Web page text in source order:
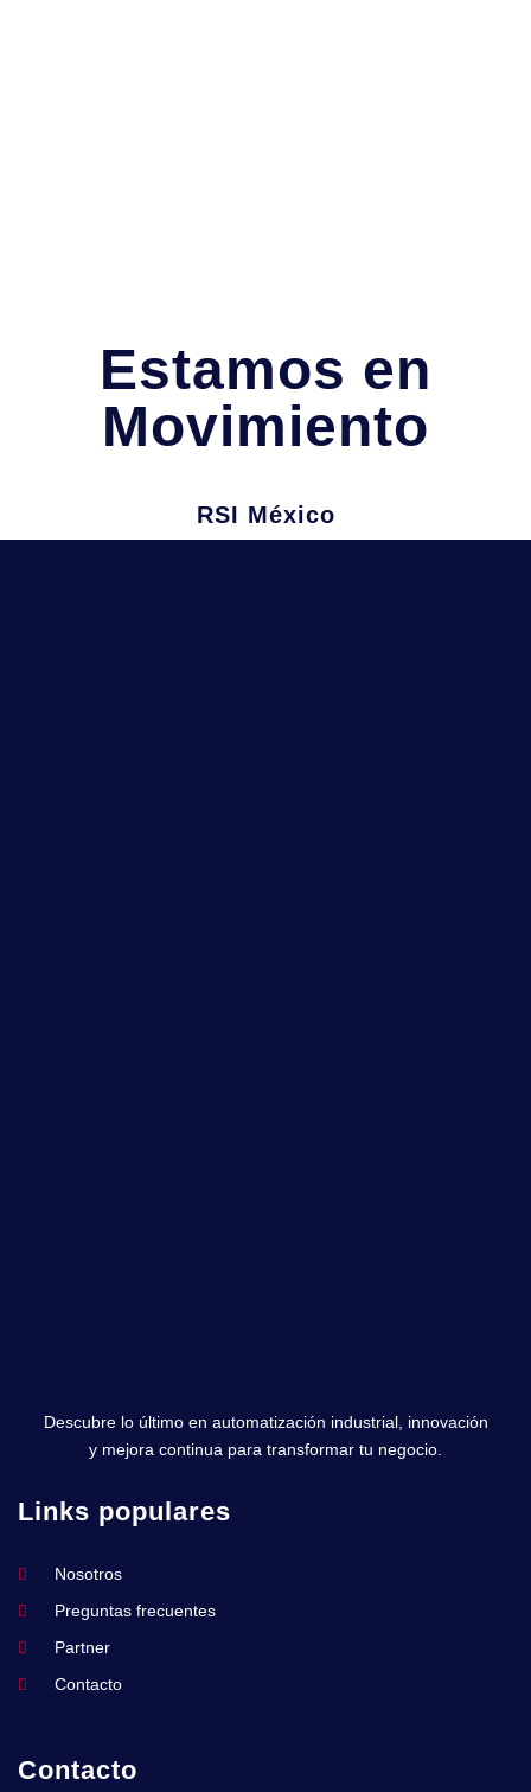
Estamos en
Movimiento
RSI México
Descubre lo último en automatización industrial, innovación
y mejora continua para transformar tu negocio.
Links populares
Nosotros
Preguntas frecuentes
Partner
Contacto
Contacto